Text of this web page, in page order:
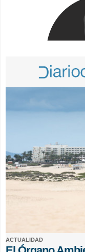
ACTUALIDAD